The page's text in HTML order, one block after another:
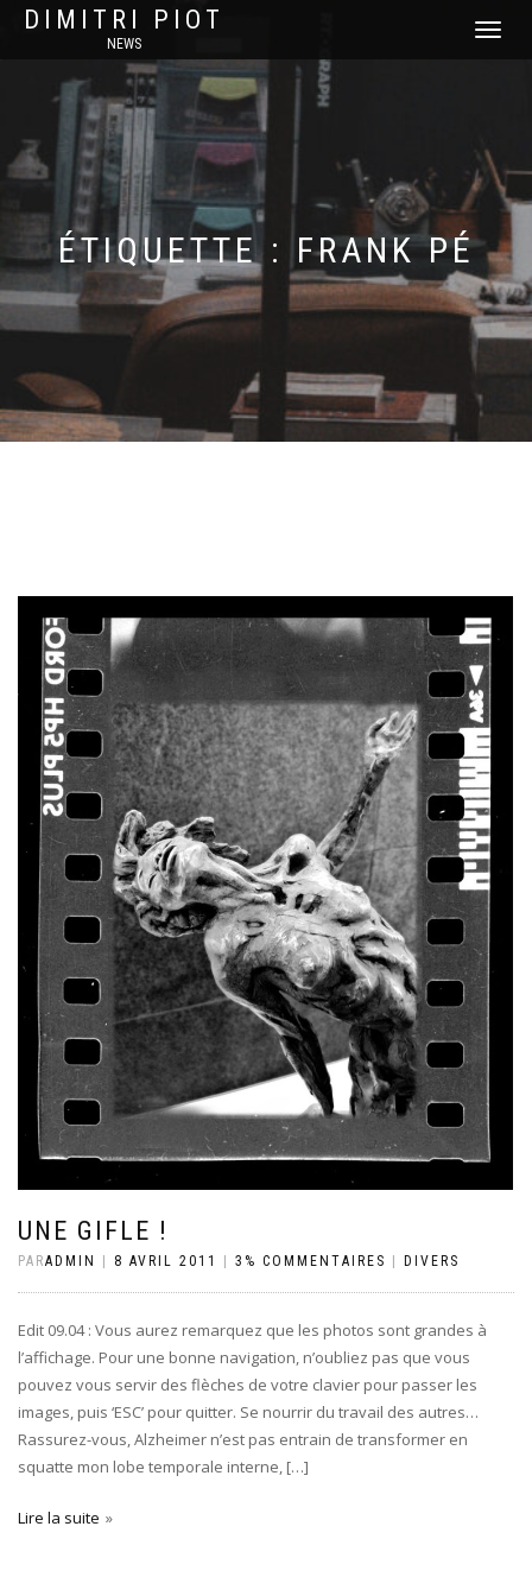
DIMITRI PIOT
NEWS
DÉPLIER
ÉTIQUETTE : FRANK PÉ
UNE GIFLE !
PARADMIN 8 AVRIL 2011 3% COMMENTAIRES DIVERS
Edit 09.04 : Vous aurez remarquez que les photos sont grandes à
l’affichage. Pour une bonne navigation, n’oubliez pas que vous
pouvez vous servir des flèches de votre clavier pour passer les
images, puis ‘ESC’ pour quitter. Se nourrir du travail des autres…
Rassurez-vous, Alzheimer n’est pas entrain de transformer en
squatte mon lobe temporale interne, […]
Lire la suite